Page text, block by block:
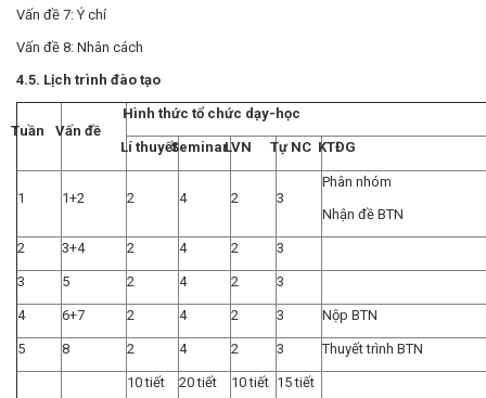
Vấn đề 7: Ý chí
Vấn đề 8: Nhân cách
4.5. Lịch trình đào tạo
Tuần Vấn đề
Hình thức tổ chức dạy-học
Lí thuyếtSeminarLVN Tự NC KTĐG
1 1+2 2 4 2 3
Phân nhóm
Nhận đề BTN
2 3+4 2 4 2 3
3 5 2 4 2 3
4 6+7 2 4 2 3 Nộp BTN
5 8 2 4 2 3 Thuyết trình BTN
10 tiết 20 tiết 10 tiết 15 tiết